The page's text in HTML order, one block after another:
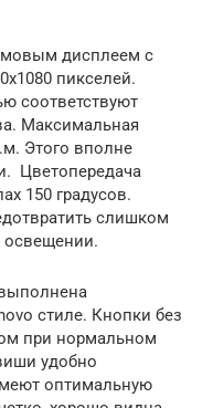
дисплеем с
пикселей.
соответствуют
Максимальная
Этого вполне
Цветопередача
150 градусов.
слишком
освещении.
стиле. Кнопки без
при нормальном
удобно
оптимальную